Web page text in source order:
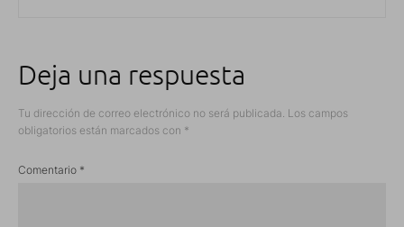
Deja una respuesta
Tu dirección de correo electrónico no será publicada. Los campos
obligatorios están marcados con *
Comentario *